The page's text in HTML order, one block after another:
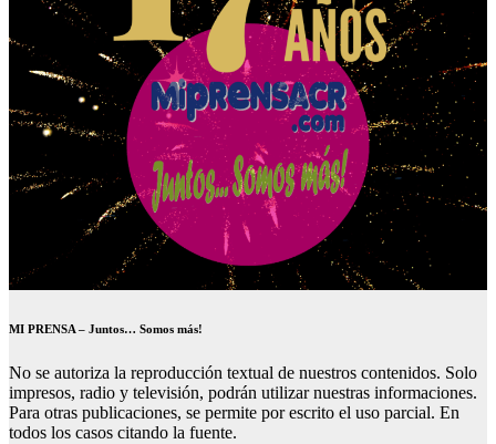
MI PRENSA – Juntos… Somos más!
No se autoriza la reproducción textual de nuestros contenidos. Solo
impresos, radio y televisión, podrán utilizar nuestras informaciones.
Para otras publicaciones, se permite por escrito el uso parcial. En
todos los casos citando la fuente.